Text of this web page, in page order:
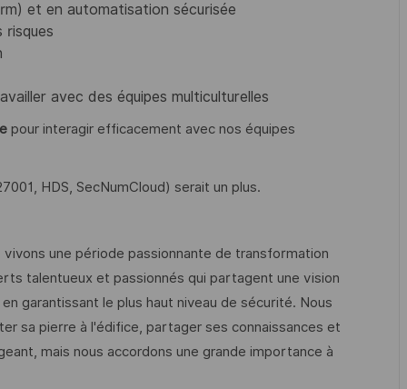
et en automatisation sécurisée
avec des équipes multiculturelles
pour interagir efficacement avec nos équipes
HDS, SecNumCloud) serait un plus.
une période passionnante de transformation
talentueux et passionnés qui partagent une vision
garantissant le plus haut niveau de sécurité. Nous
sa pierre à l'édifice, partager ses connaissances et
mais nous accordons une grande importance à